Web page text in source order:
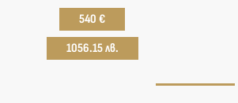
540 €
1056.15 лв.